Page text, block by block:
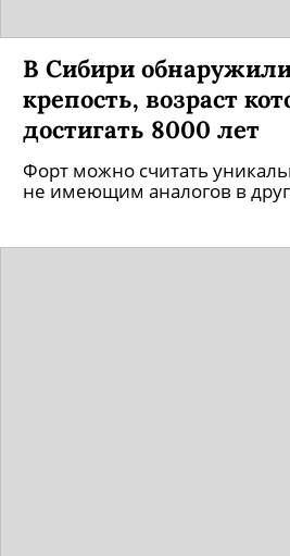
В Сибири
крепость, возраст
достигать 8000 лет
Форт можно считать
не имеющим аналогов в